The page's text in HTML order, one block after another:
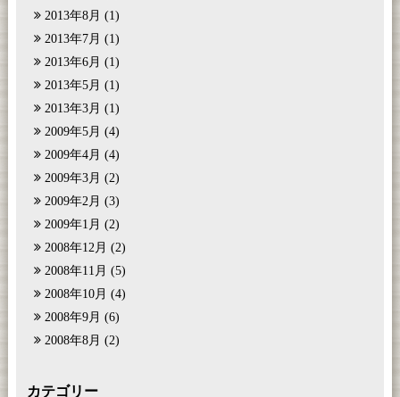
2013年8月 (1)
2013年7月 (1)
2013年6月 (1)
2013年5月 (1)
2013年3月 (1)
2009年5月 (4)
2009年4月 (4)
2009年3月 (2)
2009年2月 (3)
2009年1月 (2)
2008年12月 (2)
2008年11月 (5)
2008年10月 (4)
2008年9月 (6)
2008年8月 (2)
カテゴリー